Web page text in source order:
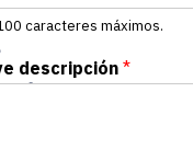
caracteres máximos.
descripción *